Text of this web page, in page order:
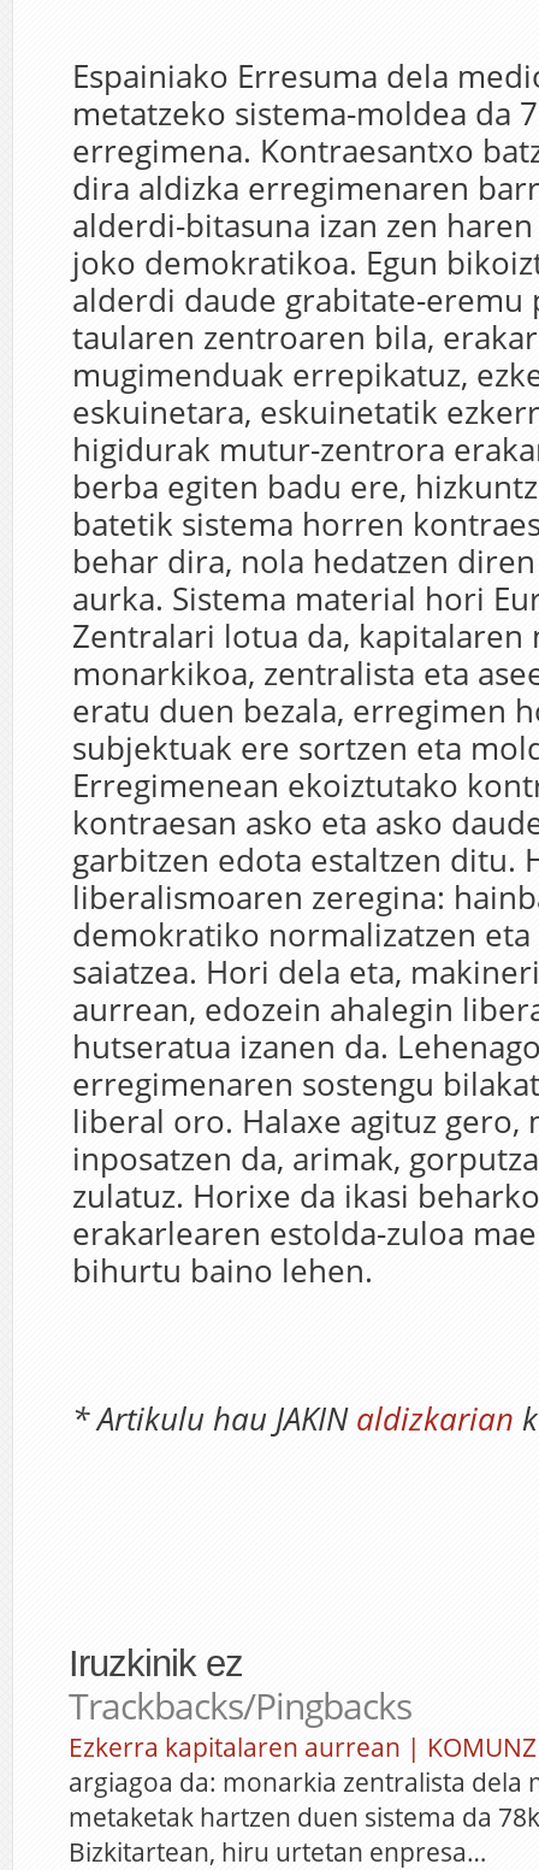
Espainiako Erresuma dela
metatzeko sistema-moldea da
erregimena. Kontraesantxo
dira aldizka erregimenaren
alderdi-bitasuna izan zen
joko demokratikoa. Egun
alderdi daude grabitate-eremu
taularen zentroaren bila,
mugimenduak errepikatuz,
eskuinetara, eskuinetatik
higidurak mutur-zentrora
berba egiten badu ere,
batetik sistema horren
behar dira, nola hedatzen
aurka. Sistema material hori
Zentralari lotua da, kapitalaren
monarkikoa, zentralista eta
eratu duen bezala, erregimen
subjektuak ere sortzen eta
Erregimenean ekoiztutako
kontraesan asko eta asko
garbitzen edota estaltzen ditu.
liberalismoaren zeregina:
demokratiko normalizatzen
saiatzea. Hori dela eta,
aurrean, edozein ahalegin
hutseratua izanen da.
erregimenaren sostengu
liberal oro. Halaxe agituz gero,
inposatzen da, arimak,
zulatuz. Horixe da ikasi
erakarlearen estolda-zuloa
bihurtu baino lehen.
* Artikulu hau JAKIN aldizkarian
Iruzkinik ez
Trackbacks/Pingbacks
Ezkerra kapitalaren aurrean |
argiagoa da: monarkia zentralista dela
metaketak hartzen duen sistema da
Bizkitartean, hiru urtetan enpresa…